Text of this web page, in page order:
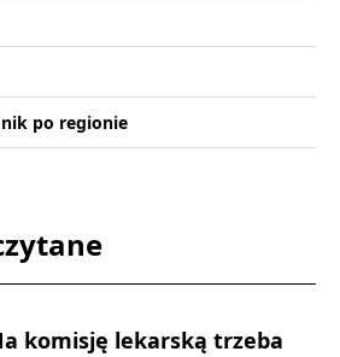
po regionie
komisję lekarską trzeba